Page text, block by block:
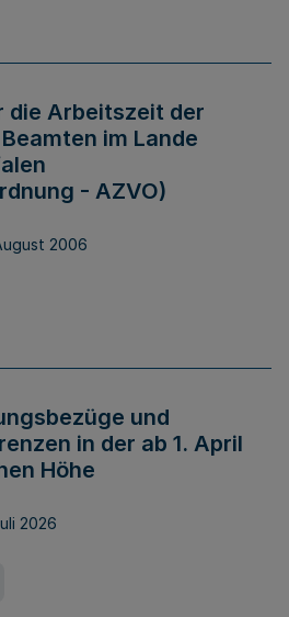
die Arbeitszeit der
im Lande
- AZVO)
2006
und
in der ab 1. April
Höhe
2026